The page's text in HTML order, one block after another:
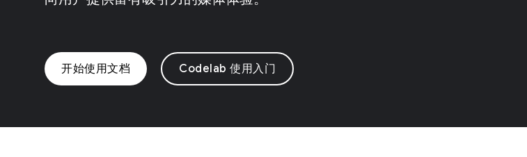
开始使用文档 Codelab 使用入门